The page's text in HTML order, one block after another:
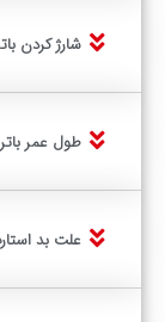
شارژ کردن
طول عمر
علت بد